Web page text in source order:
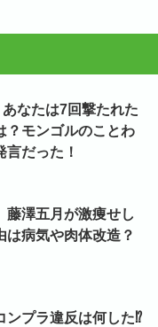
あなたは7回撃たれた
？モンゴルのことわ
言だった！
藤澤五月が激痩せし
は病気や肉体改造？
ンプラ違反は何した⁉